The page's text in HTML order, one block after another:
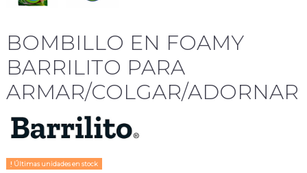
BOMBILLO EN FOAMY
BARRILITO PARA
ARMAR/COLGAR/ADORNAR
Últimas unidades en stock